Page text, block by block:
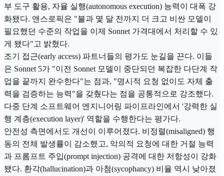
부 도구 활용, 자율 실행(autonomous execution) 능력이 대폭 강
화됐다. 앤스로픽은 "불과 몇 달 전까지 더 크고 비싼 모델이
필요했던 수준의 작업을 이제 Sonnet 가격대에서 처리할 수 있
게 됐다"고 밝혔다.
조기 접근(early access) 파트너들의 평가도 눈길을 끈다. 이들
은 Sonnet 5가 "이전 Sonnet 모델이 중단되던 복잡한 다단계 작
업을 끝까지 완수한다"는 점과, "명시적 요청 없이도 자체 출
력을 검증하는 능력"을 갖췄다는 점을 공통적으로 강조했다.
다중 단계 소프트웨어 엔지니어링 파이프라인에서 '강력한 실
행 계층(execution layer)' 역할을 수행한다는 평가다.
안전성 측면에서도 개선이 이루어졌다. 비정렬(misaligned) 행
동의 전체 발생률이 감소했고, 악의적 요청에 대한 거절 능력
과 프롬프트 주입(prompt injection) 공격에 대한 저항성이 강화
됐다. 환각(hallucination)과 아첨(sycophancy) 비율 역시 낮아졌